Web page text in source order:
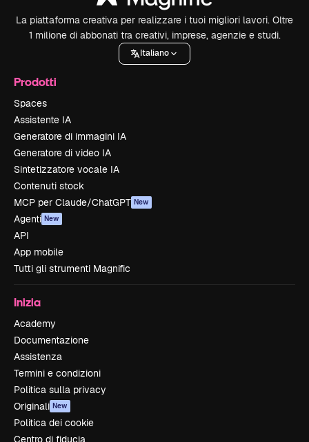
La piattaforma creativa per realizzare i tuoi migliori lavori. Oltre
1 milione di abbonati tra creativi, imprese, agenzie e studi.
Italiano
Prodotti
Spaces
Assistente IA
Generatore di immagini IA
Generatore di video IA
Sintetizzatore vocale IA
Contenuti stock
MCP per Claude/ChatGPT New
Agenti New
API
App mobile
Tutti gli strumenti Magnific
Inizia
Academy
Documentazione
Assistenza
Termini e condizioni
Politica sulla privacy
Originali New
Politica dei cookie
Centro di fiducia